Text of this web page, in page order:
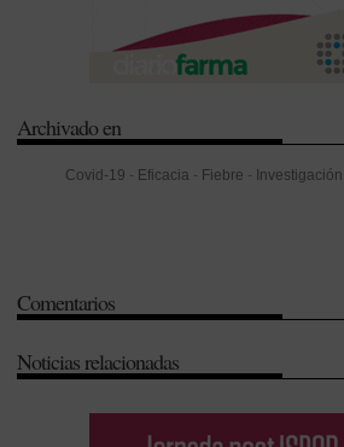
Archivado en
Covid-19 - Eficacia - Fiebre - Investigación
Comentarios
Noticias relacionadas